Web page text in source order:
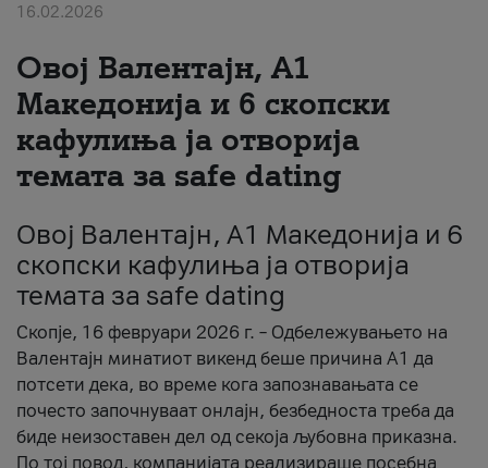
#ПодобарОнлајн
16.02.2026
Овој Валентајн, A1
Македонија и 6 скопски
кафулиња ја отворија
темата за safe dating
Овој Валентајн, A1 Македонија и 6
скопски кафулиња ја отворија
темата за safe dating
Скопје, 16 февруари 2026 г. – Одбележувањето на
Валентајн минатиот викенд беше причина А1 да
потсети дека, во време кога запознавањата се
почесто започнуваат онлајн, безбедноста треба да
биде неизоставен дел од секоја љубовна приказна.
По тој повод, компанијата реализираше посебна